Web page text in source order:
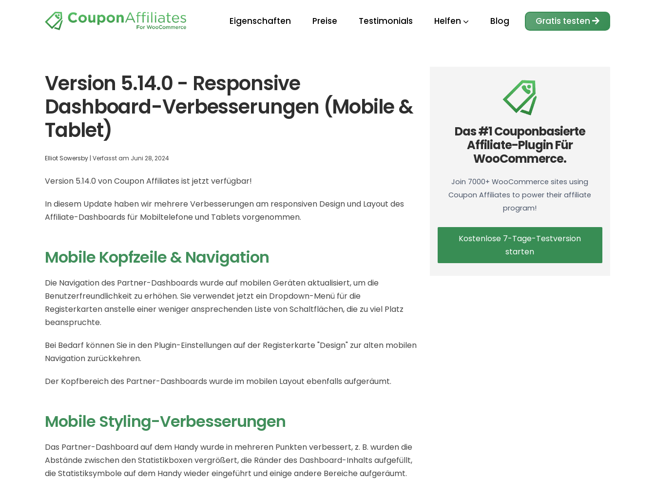
Eigenschaften Preise Testimonials Helfen Blog Gratis testen
Version 5.14.0 - Responsive
Dashboard-Verbesserungen (Mobile &
Tablet)
Elliot Sowersby | Verfasst am Juni 28, 2024
Version 5.14.0 von Coupon Affiliates ist jetzt verfügbar!
In diesem Update haben wir mehrere Verbesserungen am responsiven Design und Layout des
Affiliate-Dashboards für Mobiltelefone und Tablets vorgenommen.
Mobile Kopfzeile & Navigation
Die Navigation des Partner-Dashboards wurde auf mobilen Geräten aktualisiert, um die
Benutzerfreundlichkeit zu erhöhen. Sie verwendet jetzt ein Dropdown-Menü für die
Registerkarten anstelle einer weniger ansprechenden Liste von Schaltflächen, die zu viel Platz
beanspruchte.
Bei Bedarf können Sie in den Plugin-Einstellungen auf der Registerkarte "Design" zur alten mobilen
Navigation zurückkehren.
Der Kopfbereich des Partner-Dashboards wurde im mobilen Layout ebenfalls aufgeräumt.
Mobile Styling-Verbesserungen
Das Partner-Dashboard auf dem Handy wurde in mehreren Punkten verbessert, z. B. wurden die
Abstände zwischen den Statistikboxen vergrößert, die Ränder des Dashboard-Inhalts aufgefüllt,
die Statistiksymbole auf dem Handy wieder eingeführt und einige andere Bereiche aufgeräumt.
Das #1 Couponbasierte
Affiliate-Plugin Für
WooCommerce.
Join 7000+ WooCommerce sites using
Coupon Affiliates to power their affiliate
program!
Kostenlose 7-Tage-Testversion
starten